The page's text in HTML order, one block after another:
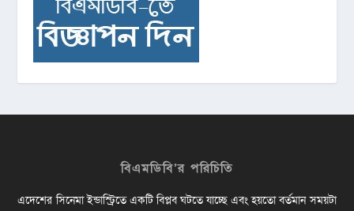
বিএমডিবি’র পরিচিতি
এদেশের সিনেমা ইন্ডাস্ট্রিতে একটি বিপ্লব ঘটতে যাচ্ছে এবং হয়তো বর্তমান সময়টা